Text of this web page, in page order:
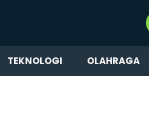
TEKNOLOGI OLAHRAGA